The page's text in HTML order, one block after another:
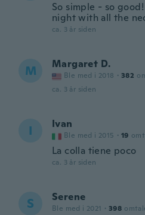
So simple - so
night with all the
ca. 3 år siden
M Margaret D.
Ble med i 2018 · 382
ca. 3 år siden
I Ivan
Ble med i 2015 · 19
La colla tiene poco
ca. 3 år siden
S Serene
Ble med i 2021 · 398